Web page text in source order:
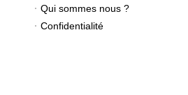
Qui sommes nous ?
Confidentialité